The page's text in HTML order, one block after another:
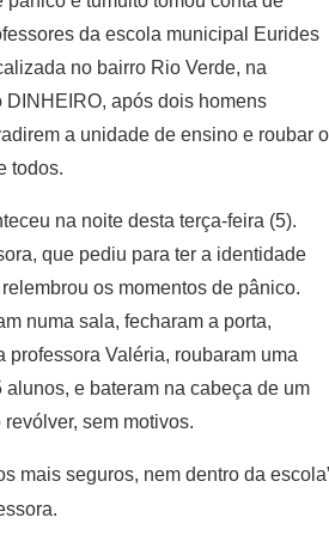
da escola municipal Eurides
no bairro Rio Verde, na
DINHEIRO, após dois homens
a unidade de ensino e roubar
todos.
na noite desta terça-feira (5).
que pediu para ter a identidade
os momentos de pânico.
numa sala, fecharam a porta,
professora Valéria, roubaram uma
alunos, e bateram na cabeça de um
sem motivos.
mais seguros, nem dentro da